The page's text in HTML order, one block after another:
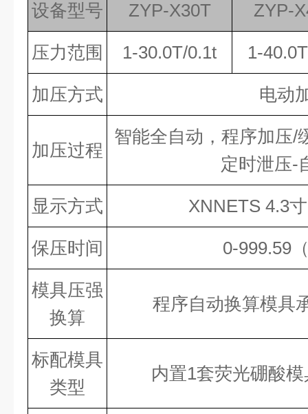
设备型号 ZYP-X30T ZYP-
压力范围 1-30.0T/0.1t 1-
加压方式 电动
加压过程
智能全自动，程序加压/
定时泄压-
显示方式 XNNETS 4.3
保压时间 0-999.59
模具压强
换算
程序自动换算模具
标配模具
类型
内置1套荧光硼酸